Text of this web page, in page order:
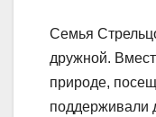
Семья
дружной.
природе,
поддерживали